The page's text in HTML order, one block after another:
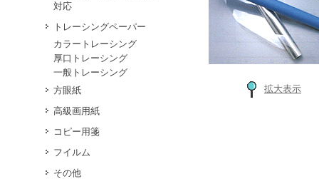
対応
トレーシングペーパー
カラートレーシング
厚口トレーシング
一般トレーシング
方眼紙
高級画用紙
コピー用箋
フイルム
その他
拡大表示